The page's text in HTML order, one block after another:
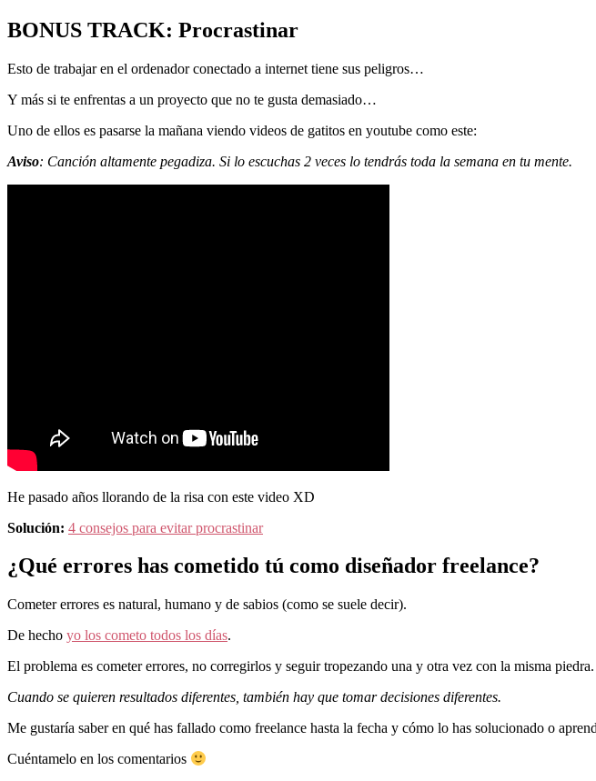
BONUS TRACK: Procrastinar
Esto de trabajar en el ordenador conectado a internet tiene sus peligros…
Y más si te enfrentas a un proyecto que no te gusta demasiado…
Uno de ellos es pasarse la mañana viendo videos de gatitos en youtube como este:
Aviso: Canción altamente pegadiza. Si lo escuchas 2 veces lo tendrás toda la semana en tu mente.
He pasado años llorando de la risa con este video XD
Solución: 4 consejos para evitar procrastinar
¿Qué errores has cometido tú como diseñador freelance?
Cometer errores es natural, humano y de sabios (como se suele decir).
De hecho yo los cometo todos los días.
El problema es cometer errores, no corregirlos y seguir tropezando una y otra vez con la misma piedra.
Cuando se quieren resultados diferentes, también hay que tomar decisiones diferentes.
Me gustaría saber en qué has fallado como freelance hasta la fecha y cómo lo has solucionado o
Cuéntamelo en los comentarios